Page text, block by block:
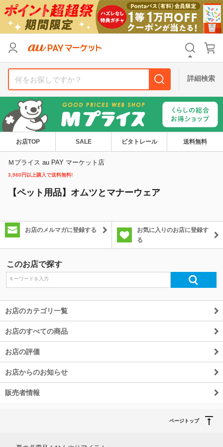
詳細検索
お店TOP SALE ビタトレール 送料無料
Ｍプライス au PAY マーケット店
3,980円以上購入で送料無料!
【ペット用品】オムツとマナーウェア
お店のメルマガに登録する
お気に入りのお店に登録す
る
このお店で探す
お店のカテゴリ一覧
お店のすべての商品
お店の評価
お店からのお知らせ
販売者情報
ページトップ
支払い方法
その他の条件
送料無料 タイムセール
Pontaパス特典対象すべて
除外ワード